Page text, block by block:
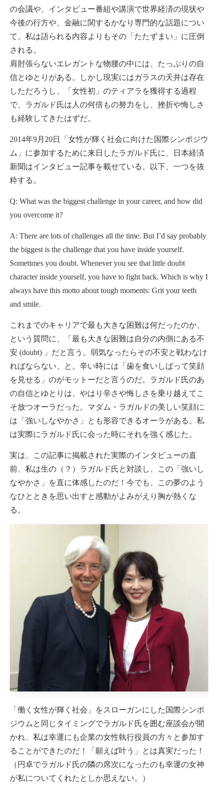
の会議や、インタビュー番組や講演で世界経済の現状や
今後の行方や、金融に関するかなり専門的な話題につい
て、私は語られる内容よりもその「たたずまい」に圧倒
される。
肩肘張らないエレガントな物腰の中には、たっぷりの自
信とゆとりがある。しかし現実にはガラスの天井は存在
しただろうし、「女性初」のティアラを獲得する過程
で、ラガルド氏は人の何倍もの努力をし、挫折や悔しさ
も経験してきたはずだ。
2014年9月20日「女性が輝く社会に向けた国際シンポジウ
ム」に参加するために来日したラガルド氏に、日本経済
新聞はインタビュー記事を載せている。以下、一つを抜
粋する。
Q: What was the biggest challenge in your career, and how did
you overcome it?
A: There are lots of challenges all the time. But I’d say probably
the biggest is the challenge that you have inside yourself.
Sometimes you doubt. Whenever you see that little doubt
character inside yourself, you have to fight back. Which is why I
always have this motto about tough moments: Grit your teeth
and smile.
これまでのキャリアで最も大きな困難は何だったのか、
という質問に、「最も大きな困難は自分の内側にある不
安 (doubt) 」だと言う。弱気なったらその不安と戦わなけ
ればならない、と。辛い時には「歯を食いしばって笑顔
を見せる」のがモットーだと言うのだ。ラガルド氏のあ
の自信とゆとりは、やはり辛さや悔しさを乗り越えてこ
そ放つオーラだった。マダム・ラガルドの美しい笑顔に
は「強いしなやかさ」とも形容できるオーラがある。私
は実際にラガルド氏に会った時にそれを強く感じた。
実は、この記事に掲載された実際のインタビューの直
前、私は生の（？）ラガルド氏と対談し、この「強いし
なやかさ」を直に体感したのだ！今でも、この夢のよう
なひとときを思い出すと感動がよみがえり胸が熱くな
る。
「働く女性が輝く社会」をスローガンにした国際シンポ
ジウムと同じタイミングでラガルド氏を囲む座談会が開
かれ、私は幸運にも企業の女性執行役員の方々と参加す
ることができたのだ！「願えば叶う」とは真実だった！
（円卓でラガルド氏の隣の席次になったのも幸運の女神
が私についてくれたとしか思えない。）